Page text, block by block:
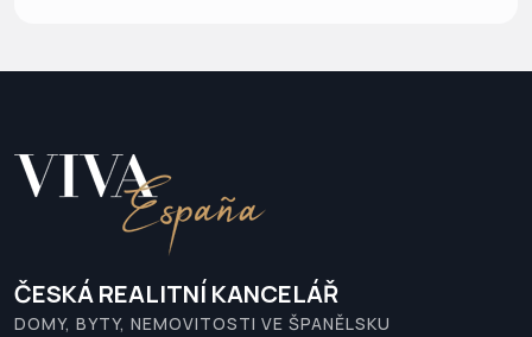
ČESKÁ REALITNÍ KANCELÁŘ
DOMY, BYTY, NEMOVITOSTI VE ŠPANĚLSKU